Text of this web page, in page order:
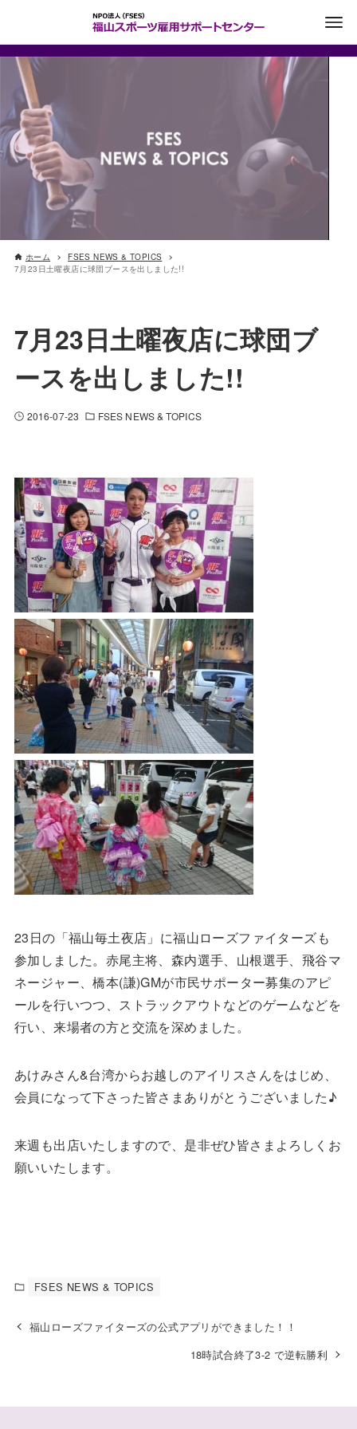
ホーム
FSES NEWS & TOPICS
7月23日土曜夜店に球団ブースを出しました!!
7月23日土曜夜店に球団ブ
ースを出しました!!
2016-07-23 FSES NEWS & TOPICS
23日の「福山毎土夜店」に福山ローズファイターズも
参加しました。赤尾主将、森内選手、山根選手、飛谷マ
ネージャー、橋本(謙)GMが市民サポーター募集のアピ
ールを行いつつ、ストラックアウトなどのゲームなどを
行い、来場者の方と交流を深めました。
あけみさん&台湾からお越しのアイリスさんをはじめ、
会員になって下さった皆さまありがとうございました♪
来週も出店いたしますので、是非ぜひ皆さまよろしくお
願いいたします。
FSES NEWS & TOPICS
福山ローズファイターズの公式アプリができました！！
18時試合終了3-2 で逆転勝利